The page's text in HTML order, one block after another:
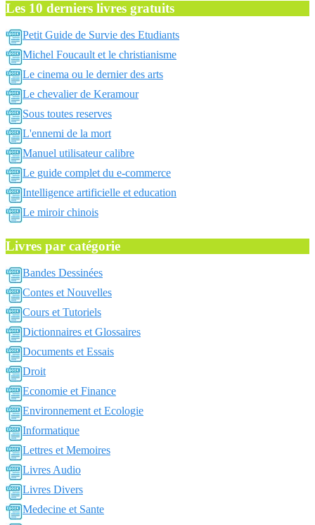
Les 10 derniers livres gratuits
Petit Guide de Survie des Etudiants
Michel Foucault et le christianisme
Le cinema ou le dernier des arts
Le chevalier de Keramour
Sous toutes reserves
L'ennemi de la mort
Manuel utilisateur calibre
Le guide complet du e-commerce
Intelligence artificielle et education
Le miroir chinois
Livres par catégorie
Bandes Dessinées
Contes et Nouvelles
Cours et Tutoriels
Dictionnaires et Glossaires
Documents et Essais
Droit
Economie et Finance
Environnement et Ecologie
Informatique
Lettres et Memoires
Livres Audio
Livres Divers
Medecine et Sante